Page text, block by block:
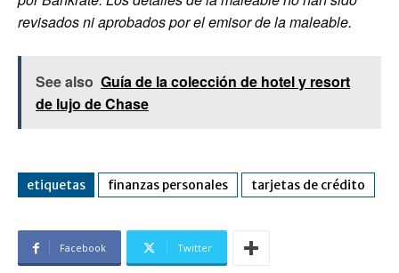
revisados ​​ni aprobados por el emisor de la maleable.
See also Guía de la colección de hotel y resort
de lujo de Chase
etiquetas finanzas personales tarjetas de crédito
Facebook Twitter